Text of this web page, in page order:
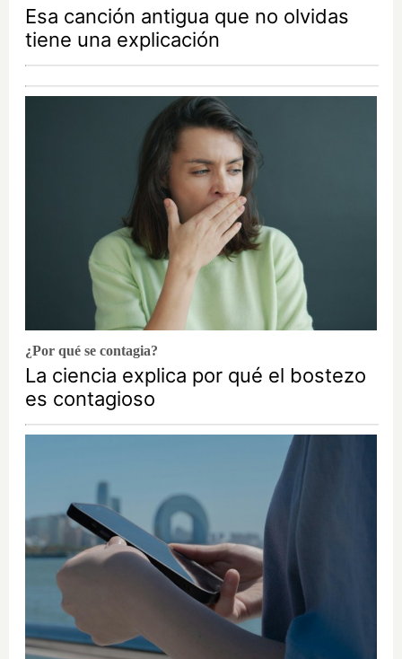
Esa canción antigua que no olvidas
tiene una explicación
¿Por qué se contagia?
La ciencia explica por qué el bostezo
es contagioso